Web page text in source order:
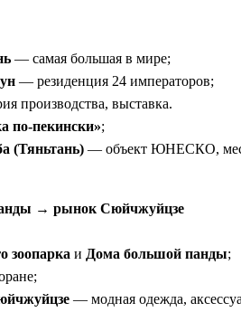
— самая большая в мире;
— резиденция 24 императоров;
производства, выставка.
по-пекински»;
(Тяньтань) — объект ЮНЕСКО,
→ рынок Сюйчжуйцзе
зоопарка и Дома большой панды;
— модная одежда,